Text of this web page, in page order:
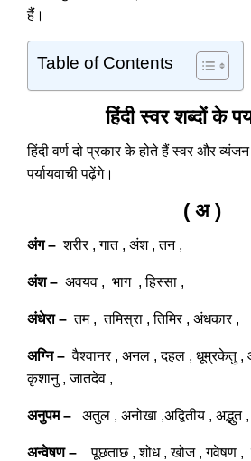
हैं।
Table of Contents
हिंदी स्वर शब्दों के
हिंदी वर्ण दो प्रकार के होते हैं स्वर और
पर्यायवाची पढ़ेंगे।
( अ )
अंग – शरीर , गात , अंश , तन ,
अंश – अवयव , भाग , हिस्सा ,
अंधेरा – तम , तमिस्रा , तिमिर , अंधकार ,
अग्नि – वैश्वानर , अनल , दहल , धूम्रकेतु ,
कृशानु , जातदेव ,
अनुपम – अतुल , अनोखा ,अद्वितीय , अद्भुत
अन्वेषण – पूछताछ , शोध , खोज , गवेषण ,